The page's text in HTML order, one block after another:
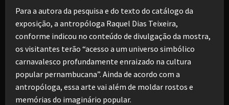
Para a autora da pesquisa e do texto do catálogo da
exposição, a antropóloga Raquel Dias Teixeira,
conforme indicou no conteúdo de divulgação da mostra,
os visitantes terão “acesso a um universo simbólico
carnavalesco profundamente enraizado na cultura
popular pernambucana”. Ainda de acordo com a
antropóloga, essa arte vai além de moldar rostos e
memórias do imaginário popular.